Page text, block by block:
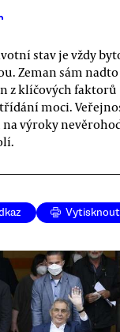
stav je vždy
Zeman sám
z klíčových faktorů
moci.
na výroky
Vytisknout